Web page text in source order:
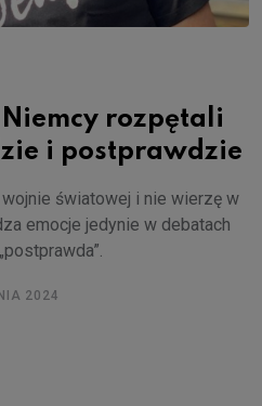
Niemcy rozpętali
i postprawdzie
wojnie światowej i nie wierzę w
emocje jedynie w debatach
2024